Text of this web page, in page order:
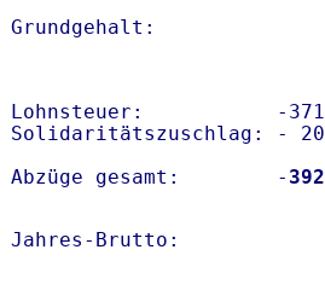
Lohnsteuer:           -
Solidaritätszuschlag: -
Abzüge gesamt:        -
Jahres-